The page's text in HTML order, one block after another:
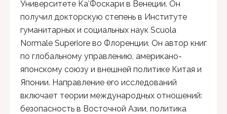
Университете Ка’Фоскари в Венеции. Он
получил докторскую степень в Институте
гуманитарных и социальных наук Scuola
Normale Superiore во Флоренции. Он автор книг
по глобальному управлению, американо-
японскому союзу и внешней политике Китая и
Японии. Направление его исследований
включает теории международных отношений:
безопасность в Восточной Азии, политика